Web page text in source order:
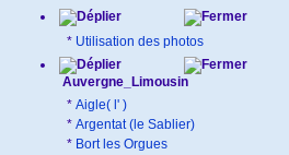
* Utilisation des photos
Auvergne_Limousin
* Aigle( l' )
* Argentat (le Sablier)
* Bort les Orgues